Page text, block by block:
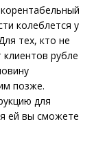
колеблется у
тех, кто не
рубле
позже.
для
ей вы сможете